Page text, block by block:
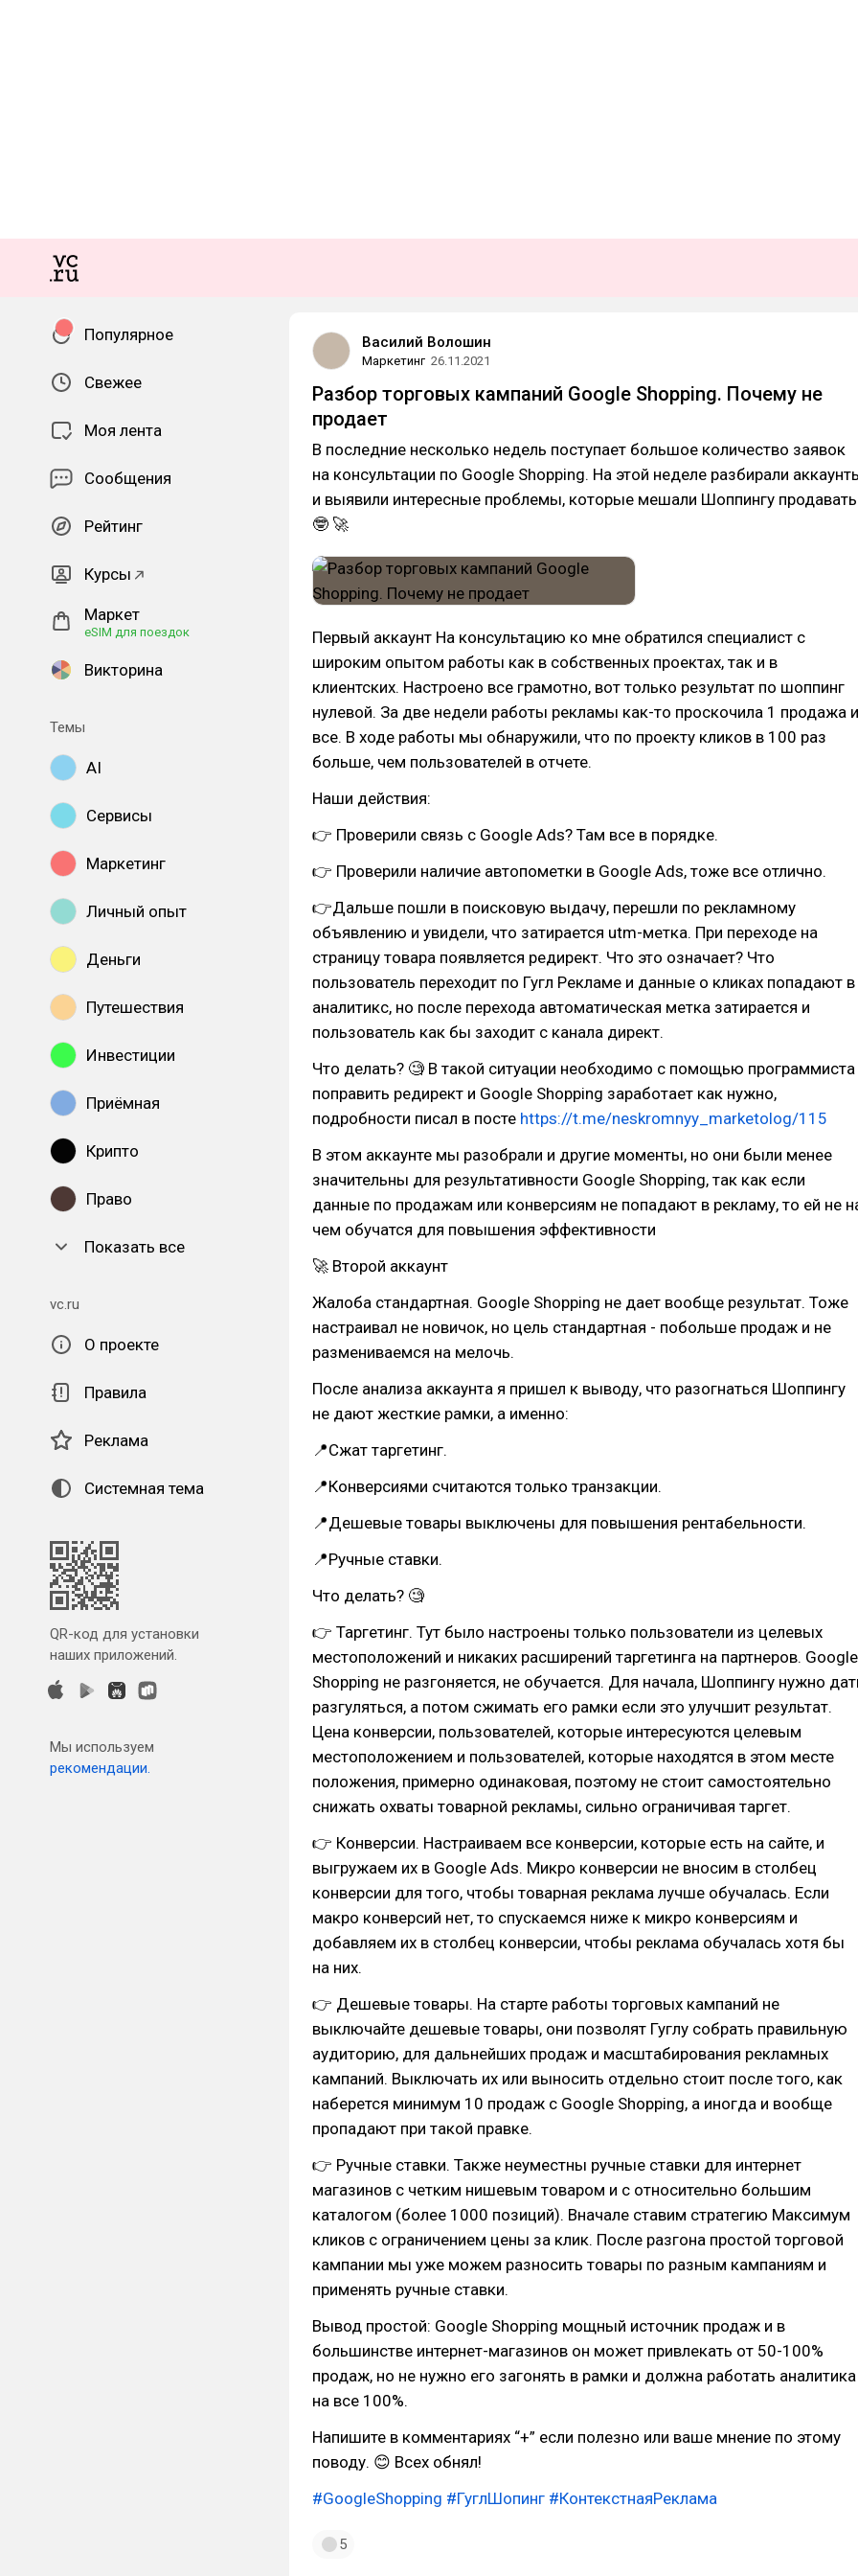
Популярное
Свежее
Моя лента
Сообщения
Рейтинг
Курсы
Маркет
eSIM для поездок
Викторина
Темы
AI
Сервисы
Маркетинг
Личный опыт
Деньги
Путешествия
Инвестиции
Приёмная
Крипто
Право
Показать все
vc.ru
О проекте
Правила
Реклама
Системная тема
QR-код для установки
наших приложений.
Мы используем
рекомендации.
Василий Волошин
Маркетинг 26.11.2021
Разбор торговых кампаний Google Shopping. Почему не
продает
В последние несколько недель поступает большое количество заявок
на консультации по Google Shopping. На этой неделе разбирали
и выявили интересные проблемы, которые мешали Шоппингу
🤓 🚀
Первый аккаунт На консультацию ко мне обратился специалист с
широким опытом работы как в собственных проектах, так и в
клиентских. Настроено все грамотно, вот только результат по шоппинг
нулевой. За две недели работы рекламы как-то проскочила 1 продажа и
все. В ходе работы мы обнаружили, что по проекту кликов в 100 раз
больше, чем пользователей в отчете.
Наши действия:
👉 Проверили связь с Google Ads? Там все в порядке.
👉 Проверили наличие автопометки в Google Ads, тоже все отлично.
👉Дальше пошли в поисковую выдачу, перешли по рекламному
объявлению и увидели, что затирается utm-метка. При переходе на
страницу товара появляется редирект. Что это означает? Что
пользователь переходит по Гугл Рекламе и данные о кликах попадают в
аналитикс, но после перехода автоматическая метка затирается и
пользователь как бы заходит с канала директ.
Что делать? 🧐 В такой ситуации необходимо с помощью программиста
поправить редирект и Google Shopping заработает как нужно,
подробности писал в посте https://t.me/neskromnyy_marketolog/115
В этом аккаунте мы разобрали и другие моменты, но они были менее
значительны для результативности Google Shopping, так как если
данные по продажам или конверсиям не попадают в рекламу, то ей не
чем обучатся для повышения эффективности
🚀 Второй аккаунт
Жалоба стандартная. Google Shopping не дает вообще результат. Тоже
настраивал не новичок, но цель стандартная - побольше продаж и не
размениваемся на мелочь.
После анализа аккаунта я пришел к выводу, что разогнаться Шоппингу
не дают жесткие рамки, а именно:
📍Сжат таргетинг.
📍Конверсиями считаются только транзакции.
📍Дешевые товары выключены для повышения рентабельности.
📍Ручные ставки.
Что делать? 🧐
👉 Таргетинг. Тут было настроены только пользователи из целевых
местоположений и никаких расширений таргетинга на партнеров. Google
Shopping не разгоняется, не обучается. Для начала, Шоппингу нужно
разгуляться, а потом сжимать его рамки если это улучшит результат.
Цена конверсии, пользователей, которые интересуются целевым
местоположением и пользователей, которые находятся в этом месте
положения, примерно одинаковая, поэтому не стоит самостоятельно
снижать охваты товарной рекламы, сильно ограничивая таргет.
👉 Конверсии. Настраиваем все конверсии, которые есть на сайте, и
выгружаем их в Google Ads. Микро конверсии не вносим в столбец
конверсии для того, чтобы товарная реклама лучше обучалась. Если
макро конверсий нет, то спускаемся ниже к микро конверсиям и
добавляем их в столбец конверсии, чтобы реклама обучалась хотя бы
на них.
👉 Дешевые товары. На старте работы торговых кампаний не
выключайте дешевые товары, они позволят Гуглу собрать правильную
аудиторию, для дальнейших продаж и масштабирования рекламных
кампаний. Выключать их или выносить отдельно стоит после того, как
наберется минимум 10 продаж с Google Shopping, а иногда и вообще
пропадают при такой правке.
👉 Ручные ставки. Также неуместны ручные ставки для интернет
магазинов с четким нишевым товаром и с относительно большим
каталогом (более 1000 позиций). Вначале ставим стратегию Максимум
кликов с ограничением цены за клик. После разгона простой торговой
кампании мы уже можем разносить товары по разным кампаниям и
применять ручные ставки.
Вывод простой: Google Shopping мощный источник продаж и в
большинстве интернет-магазинов он может привлекать от 50-100%
продаж, но не нужно его загонять в рамки и должна работать аналитика
на все 100%.
Напишите в комментариях “+” если полезно или ваше мнение по этому
поводу. 😊 Всех обнял!
#GoogleShopping #ГуглШопинг #КонтекстнаяРеклама
5